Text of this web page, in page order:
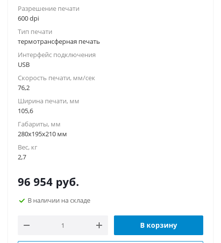
Разрешение печати
600 dpi
Тип печати
термотрансферная печать
Интерфейс подключения
USB
Скорость печати, мм/сек
76,2
Ширина печати, мм
105,6
Габариты, мм
280х195х210 мм
Вес, кг
2,7
96 954 руб.
В наличии на складе
В корзину